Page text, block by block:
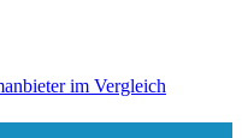
im Vergleich